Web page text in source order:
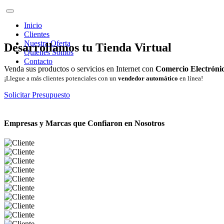
Inicio
Clientes
Nuestra Oferta
Quienes Somos
Contacto
Desarrollamos tu Tienda Virtual
Venda sus productos o servicios en Internet con Comercio
¡Llegue a más clientes potenciales con un vendedor automático en línea!
Solicitar Presupuesto
Empresas y Marcas que Confiaron en Nosotros